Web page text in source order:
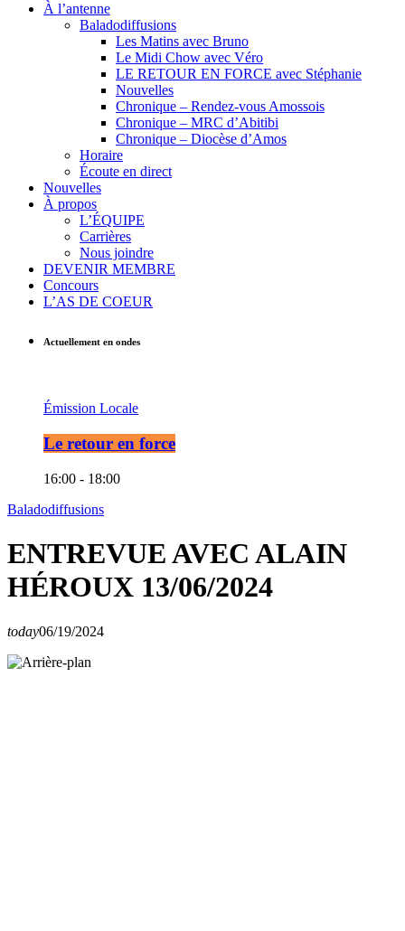
À l’antenne
Baladodiffusions
Les Matins avec Bruno
Le Midi Chow avec Véro
LE RETOUR EN FORCE avec Stéphanie
Nouvelles
Chronique – Rendez-vous Amossois
Chronique – MRC d’Abitibi
Chronique – Diocèse d’Amos
Horaire
Écoute en direct
Nouvelles
À propos
L’ÉQUIPE
Carrières
Nous joindre
DEVENIR MEMBRE
Concours
L’AS DE COEUR
Actuellement en ondes
Émission Locale
Le retour en force
16:00 - 18:00
Baladodiffusions
ENTREVUE AVEC ALAIN
HÉROUX 13/06/2024
today06/19/2024